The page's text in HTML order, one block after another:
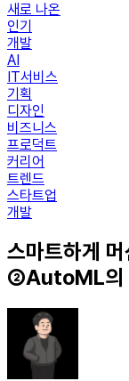
새로 나온
인기
개발
AI
IT서비스
기획
디자인
비즈니스
프로덕트
커리어
트렌드
스타트업
개발
스마트하게
②AutoML의